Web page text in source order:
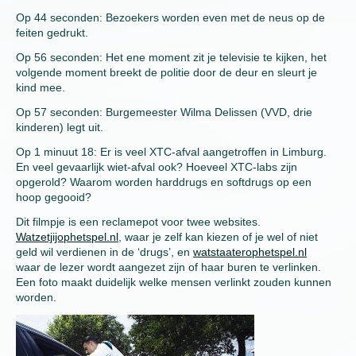
Op 44 seconden: Bezoekers worden even met de neus op de
feiten gedrukt.
Op 56 seconden: Het ene moment zit je televisie te kijken, het
volgende moment breekt de politie door de deur en sleurt je
kind mee.
Op 57 seconden: Burgemeester Wilma Delissen (VVD, drie
kinderen) legt uit.
Op 1 minuut 18: Er is veel XTC-afval aangetroffen in Limburg.
En veel gevaarlijk wiet-afval ook? Hoeveel XTC-labs zijn
opgerold? Waarom worden harddrugs en softdrugs op een
hoop gegooid?
Dit filmpje is een reclamepot voor twee websites.
Watzetjijophetspel.nl , waar je zelf kan kiezen of je wel of niet
geld wil verdienen in de ‘drugs’, en watstaaterophetspel.nl
waar de lezer wordt aangezet zijn of haar buren te verlinken.
Een foto maakt duidelijk welke mensen verlinkt zouden kunnen
worden.